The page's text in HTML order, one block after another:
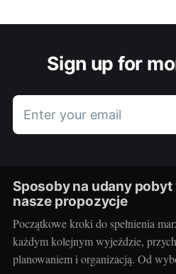
Sign up for
Enter your email
Sposoby na udany
nasze propozycje
Początkowe kroki do spełnienia
każdym kolejnym wyjeździe,
planowaniem i organizacją. Od